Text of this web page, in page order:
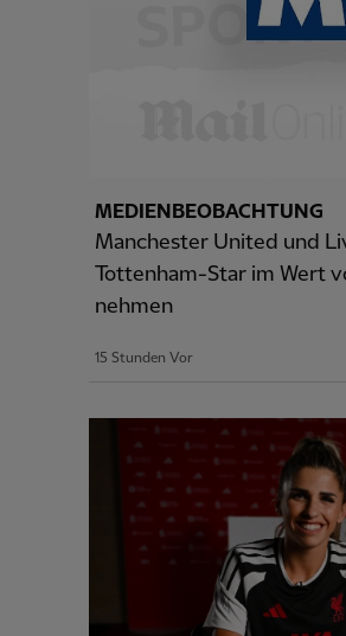
MEDIENBEOBACHTUNG
Manchester United und
Tottenham-Star im Wert
nehmen
15 Stunden Vor